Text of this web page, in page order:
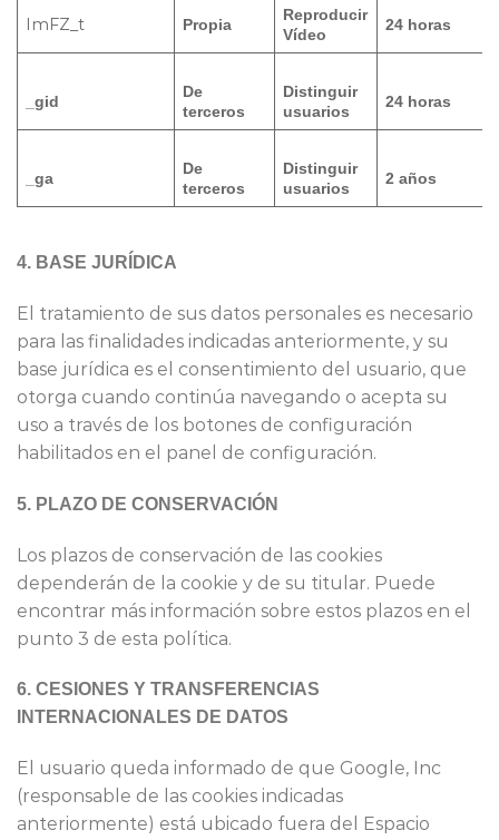
ImFZ_t Propia
Reproducir
Vídeo
24 horas
_gid
De
terceros
Distinguir
usuarios
24 horas
_ga
De
terceros
Distinguir
usuarios
2 años
4. BASE JURÍDICA
El tratamiento de sus datos personales es necesario
para las finalidades indicadas anteriormente, y su
base jurídica es el consentimiento del usuario, que
otorga cuando continúa navegando o acepta su
uso a través de los botones de configuración
habilitados en el panel de configuración.
5. PLAZO DE CONSERVACIÓN
Los plazos de conservación de las cookies
dependerán de la cookie y de su titular. Puede
encontrar más información sobre estos plazos en el
punto 3 de esta política.
6. CESIONES Y TRANSFERENCIAS
INTERNACIONALES DE DATOS
El usuario queda informado de que Google, Inc
(responsable de las cookies indicadas
anteriormente) está ubicado fuera del Espacio